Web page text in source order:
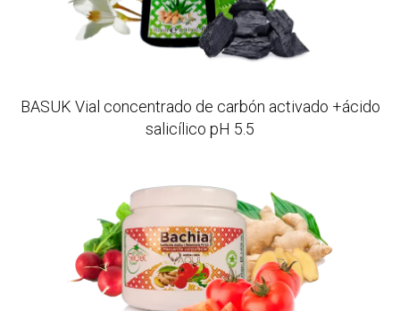
BASUK Vial concentrado de carbón activado +ácido
salicílico pH 5.5